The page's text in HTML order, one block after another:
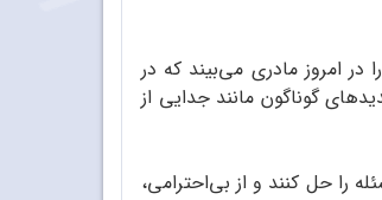
در امروز مادری می‌بیند که در
گوناگون مانند جدایی از
را حل کنند و از بی‌احترامی،